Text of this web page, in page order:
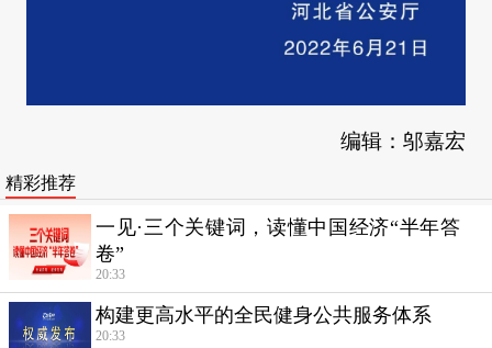
编辑：邬嘉宏
精彩推荐